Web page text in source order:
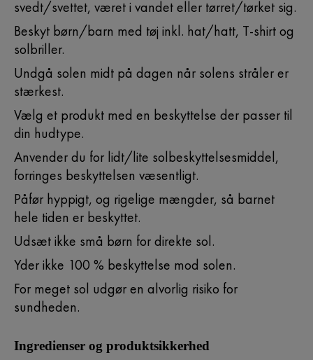
svedt/svettet, været i vandet eller tørret/tørket sig.
Beskyt børn/barn med tøj inkl. hat/hatt, T-shirt og
solbriller.
Undgå solen midt på dagen når solens stråler er
stærkest.
Vælg et produkt med en beskyttelse der passer til
din hudtype.
Anvender du for lidt/lite solbeskyttelsesmiddel,
forringes beskyttelsen væsentligt.
Påfør hyppigt, og rigelige mængder, så barnet
hele tiden er beskyttet.
Udsæt ikke små børn for direkte sol.
Yder ikke 100 % beskyttelse mod solen.
For meget sol udgør en alvorlig risiko for
sundheden.
Ingredienser og produktsikkerhed